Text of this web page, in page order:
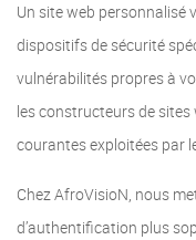
Un site web personnalisé
dispositifs de sécurité
vulnérabilités propres à
les constructeurs de
courantes exploitées par
Chez AfroVisioN, nous
d’authentification plus